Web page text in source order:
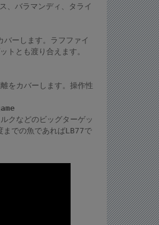
、バラマンディ、タライ
ーします。ラフファイ
トとも渡り合えます。
をカバーします。操作性
クなどのビッグターゲッ
までの魚であればLB77で